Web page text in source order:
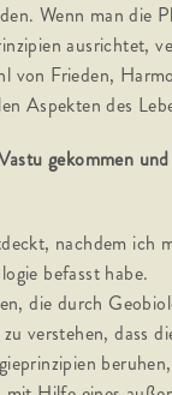
Wenn man die
ausrichtet,
von Frieden,
Aspekten des
gekommen
nachdem ich
befasst habe.
die durch
verstehen, dass